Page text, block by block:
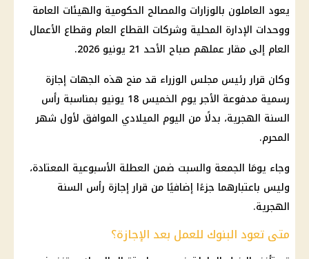
يعود العاملون بالوزارات والمصالح الحكومية والهيئات العامة
ووحدات الإدارة المحلية وشركات القطاع العام وقطاع الأعمال
العام إلى مقار عملهم صباح الأحد 21 يونيو 2026.
وكان قرار رئيس مجلس الوزراء قد منح هذه الجهات إجازة
رسمية مدفوعة الأجر يوم الخميس 18 يونيو بمناسبة رأس
السنة الهجرية، بدلًا من اليوم الميلادي الموافق لأول شهر
المحرم.
وجاء يومَا الجمعة والسبت ضمن العطلة الأسبوعية المعتادة،
وليس باعتبارهما جزءًا إضافيًا من قرار إجازة رأس السنة
الهجرية.
متى تعود البنوك للعمل بعد الإجازة؟